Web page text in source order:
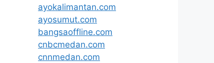
ayokalimantan.com
ayosumut.com
bangsaoffline.com
cnbcmedan.com
cnnmedan.com